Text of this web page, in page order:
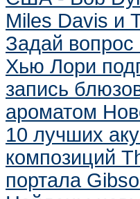
Miles Davis и
Задай
Хью Лори
запись
ароматом
10 лучших
композиций
портала